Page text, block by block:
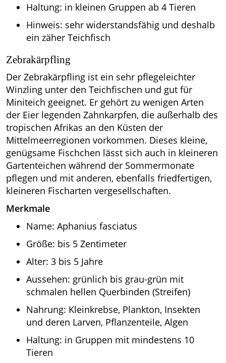
Haltung: in kleinen Gruppen ab 4 Tieren
Hinweis: sehr widerstandsfähig und deshalb
ein zäher Teichfisch
Zebrakärpfling
Der Zebrakärpfling ist ein sehr pflegeleichter
Winzling unter den Teichfischen und gut für
Miniteich geeignet. Er gehört zu wenigen Arten
der Eier legenden Zahnkarpfen, die außerhalb des
tropischen Afrikas an den Küsten der
Mittelmeerregionen vorkommen. Dieses kleine,
genügsame Fischchen lässt sich auch in kleineren
Gartenteichen während der Sommermonate
pflegen und mit anderen, ebenfalls friedfertigen,
kleineren Fischarten vergesellschaften.
Merkmale
Name: Aphanius fasciatus
Größe: bis 5 Zentimeter
Alter: 3 bis 5 Jahre
Aussehen: grünlich bis grau-grün mit
schmalen hellen Querbinden (Streifen)
Nahrung: Kleinkrebse, Plankton, Insekten
und deren Larven, Pflanzenteile, Algen
Haltung: in Gruppen mit mindestens 10
Tieren